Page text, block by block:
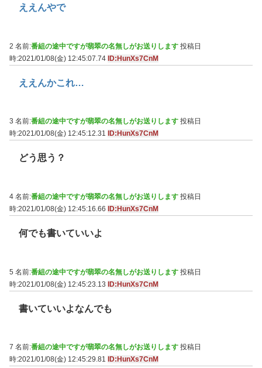
ええんやで
2 名前:番組の途中ですが翡翠の名無しがお送りします 投稿日
時:2021/01/08(金) 12:45:07.74 ID:HunXs7CnM
ええんかこれ…
3 名前:番組の途中ですが翡翠の名無しがお送りします 投稿日
時:2021/01/08(金) 12:45:12.31
ID:HunXs7CnM
どう思う？
4 名前:番組の途中ですが翡翠の名無しがお送りします 投稿日
時:2021/01/08(金) 12:45:16.66
ID:HunXs7CnM
何でも書いていいよ
5 名前:番組の途中ですが翡翠の名無しがお送りします 投稿日
時:2021/01/08(金) 12:45:23.13 ID:HunXs7CnM
書いていいよなんでも
7 名前:番組の途中ですが翡翠の名無しがお送りします 投稿日
時:2021/01/08(金) 12:45:29.81
ID:HunXs7CnM